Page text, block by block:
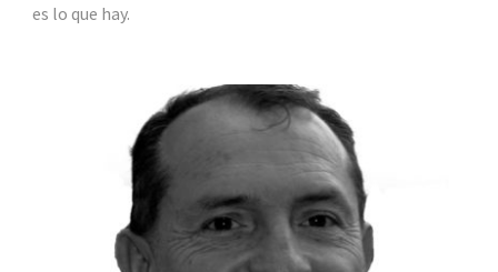
es lo que hay.